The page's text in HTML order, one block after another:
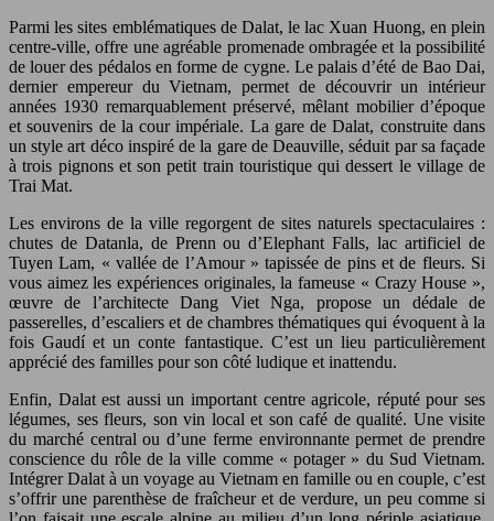
Parmi les sites emblématiques de Dalat, le lac Xuan Huong, en plein
centre-ville, offre une agréable promenade ombragée et la possibilité
de louer des pédalos en forme de cygne. Le palais d’été de Bao Dai,
dernier empereur du Vietnam, permet de découvrir un intérieur
années 1930 remarquablement préservé, mêlant mobilier d’époque
et souvenirs de la cour impériale. La gare de Dalat, construite dans
un style art déco inspiré de la gare de Deauville, séduit par sa façade
à trois pignons et son petit train touristique qui dessert le village de
Trai Mat.
Les environs de la ville regorgent de sites naturels spectaculaires :
chutes de Datanla, de Prenn ou d’Elephant Falls, lac artificiel de
Tuyen Lam, « vallée de l’Amour » tapissée de pins et de fleurs. Si
vous aimez les expériences originales, la fameuse « Crazy House »,
œuvre de l’architecte Dang Viet Nga, propose un dédale de
passerelles, d’escaliers et de chambres thématiques qui évoquent à la
fois Gaudí et un conte fantastique. C’est un lieu particulièrement
apprécié des familles pour son côté ludique et inattendu.
Enfin, Dalat est aussi un important centre agricole, réputé pour ses
légumes, ses fleurs, son vin local et son café de qualité. Une visite
du marché central ou d’une ferme environnante permet de prendre
conscience du rôle de la ville comme « potager » du Sud Vietnam.
Intégrer Dalat à un voyage au Vietnam en famille ou en couple, c’est
s’offrir une parenthèse de fraîcheur et de verdure, un peu comme si